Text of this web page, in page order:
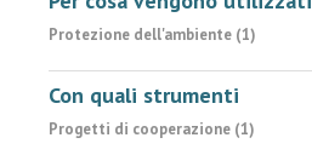
Protezione dell'ambiente (1)
Con quali strumenti
Progetti di cooperazione (1)